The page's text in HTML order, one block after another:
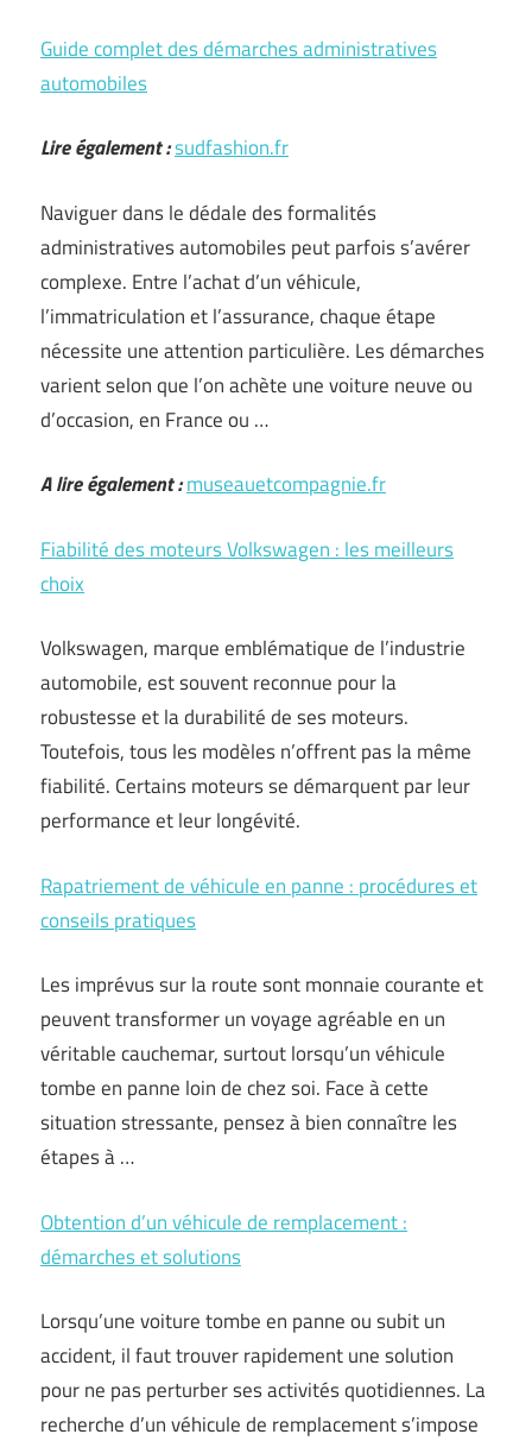
Guide complet des démarches administratives
automobiles
Lire également :sudfashion.fr
Naviguer dans le dédale des formalités
administratives automobiles peut parfois s’avérer
complexe. Entre l’achat d’un véhicule,
l’immatriculation et l’assurance, chaque étape
nécessite une attention particulière. Les démarches
varient selon que l’on achète une voiture neuve ou
d’occasion, en France ou …
A lire également :museauetcompagnie.fr
Fiabilité des moteurs Volkswagen : les meilleurs
choix
Volkswagen, marque emblématique de l’industrie
automobile, est souvent reconnue pour la
robustesse et la durabilité de ses moteurs.
Toutefois, tous les modèles n’offrent pas la même
fiabilité. Certains moteurs se démarquent par leur
performance et leur longévité.
Rapatriement de véhicule en panne : procédures et
conseils pratiques
Les imprévus sur la route sont monnaie courante et
peuvent transformer un voyage agréable en un
véritable cauchemar, surtout lorsqu’un véhicule
tombe en panne loin de chez soi. Face à cette
situation stressante, pensez à bien connaître les
étapes à …
Obtention d’un véhicule de remplacement :
démarches et solutions
Lorsqu’une voiture tombe en panne ou subit un
accident, il faut trouver rapidement une solution
pour ne pas perturber ses activités quotidiennes. La
recherche d’un véhicule de remplacement s’impose